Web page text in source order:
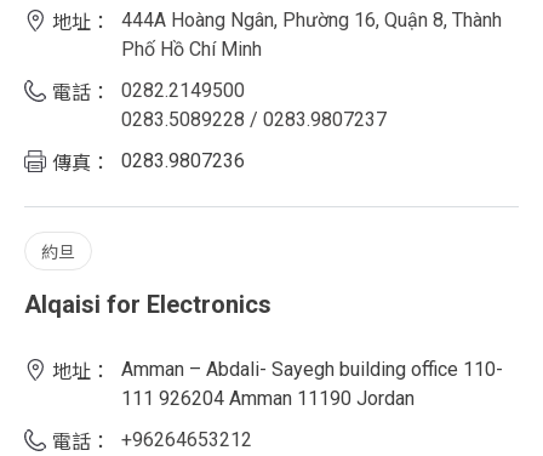
地址：
444A Hoàng Ngân, Phường 16, Quận 8, Thành
Phố Hồ Chí Minh
電話：
0282.2149500
0283.5089228 / 0283.9807237
傳真：
0283.9807236
約旦
Alqaisi for Electronics
地址：
Amman – Abdali- Sayegh building office 110-
111 926204 Amman 11190 Jordan
電話：
+96264653212